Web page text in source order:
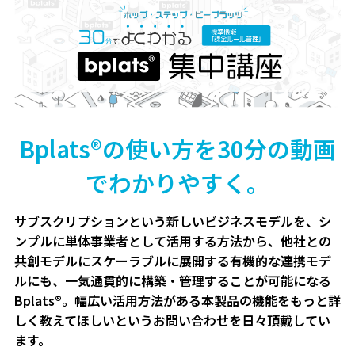
Bplats®の使い方を30分の動画
でわかりやすく。
サブスクリプションという新しいビジネスモデルを、シ
ンプルに単体事業者として活用する方法から、他社との
共創モデルにスケーラブルに展開する有機的な連携モデ
ルにも、一気通貫的に構築・管理することが可能になる
Bplats®。幅広い活用方法がある本製品の機能をもっと詳
しく教えてほしいというお問い合わせを日々頂戴してい
ます。